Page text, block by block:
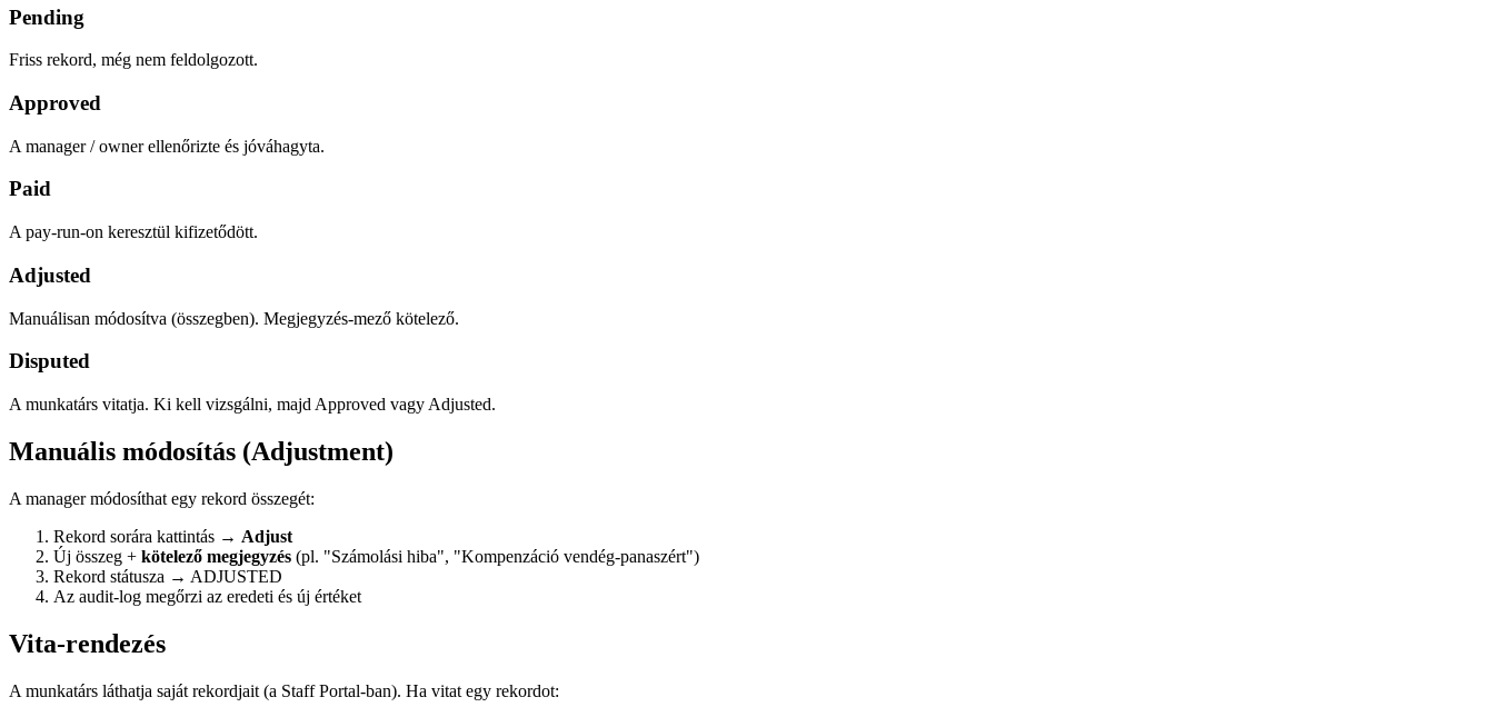
Pending
Friss rekord, még nem feldolgozott.
Approved
A manager / owner ellenőrizte és jóváhagyta.
Paid
A pay-run-on keresztül kifizetődött.
Adjusted
Manuálisan módosítva (összegben). Megjegyzés-mező kötelező.
Disputed
A munkatárs vitatja. Ki kell vizsgálni, majd Approved vagy Adjusted.
Manuális módosítás (Adjustment)
A manager módosíthat egy rekord összegét:
Rekord sorára kattintás → Adjust
Új összeg + kötelező megjegyzés (pl. "Számolási hiba", "Kompenzáció vendég-panaszért")
Rekord státusza → ADJUSTED
Az audit-log megőrzi az eredeti és új értéket
Vita-rendezés
A munkatárs láthatja saját rekordjait (a Staff Portal-ban). Ha vitat egy rekordot: